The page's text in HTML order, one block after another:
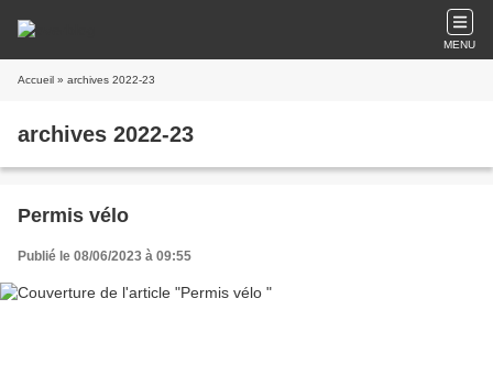
MENU
Accueil » archives 2022-23
archives 2022-23
Permis vélo
Publié le 08/06/2023 à 09:55